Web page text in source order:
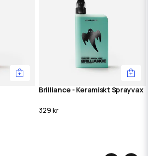
Brilliance - Keramiskt Sprayvax
329 kr